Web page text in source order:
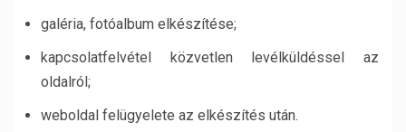
galéria, fotóalbum elkészítése;
kapcsolatfelvétel közvetlen levélküldéssel az
oldalról;
weboldal felügyelete az elkészítés után.